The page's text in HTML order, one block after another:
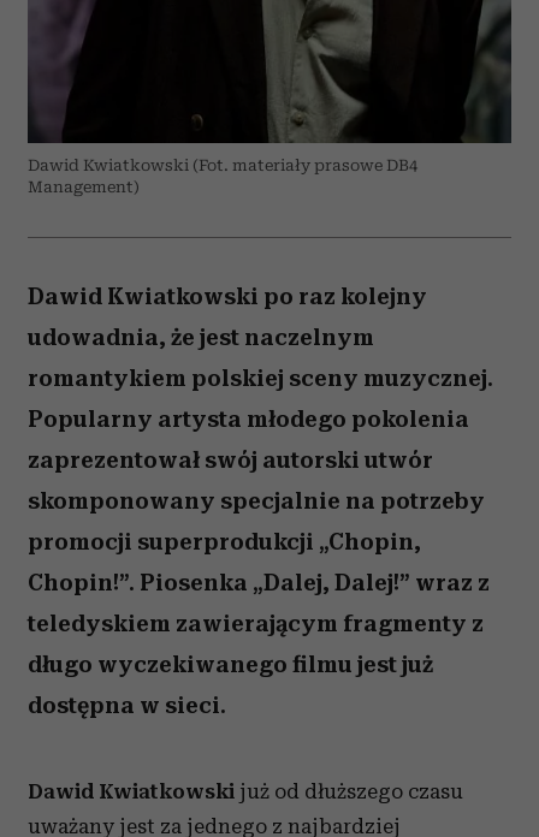
Dawid Kwiatkowski (Fot. materiały prasowe DB4
Management)
Dawid Kwiatkowski po raz kolejny
udowadnia, że jest naczelnym
romantykiem polskiej sceny muzycznej.
Popularny artysta młodego pokolenia
zaprezentował swój autorski utwór
skomponowany specjalnie na potrzeby
promocji superprodukcji „Chopin,
Chopin!”. Piosenka „Dalej, Dalej!” wraz z
teledyskiem zawierającym fragmenty z
długo wyczekiwanego filmu jest już
dostępna w sieci.
Dawid Kwiatkowski już od dłuższego czasu
uważany jest za jednego z najbardziej